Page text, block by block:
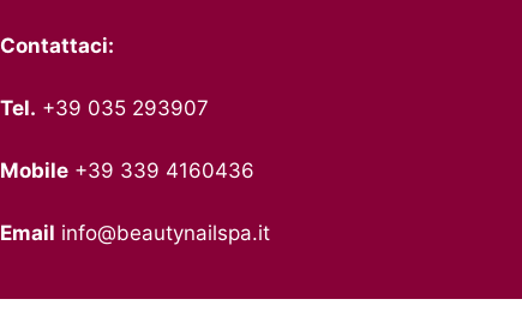
Contattaci:
Tel. +39 035 293907
Mobile +39 339 4160436
Email info@beautynailspa.it